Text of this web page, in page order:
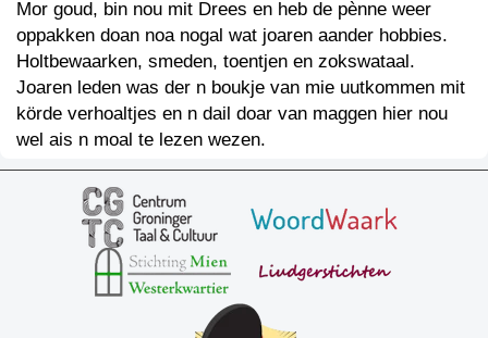
Mor goud, bin nou mit Drees en heb de pènne weer
oppakken doan noa nogal wat joaren aander hobbies.
Holtbewaarken, smeden, toentjen en zokswataal.
Joaren leden was der n boukje van mie uutkommen mit
körde verhoaltjes en n dail doar van maggen hier nou
wel ais n moal te lezen wezen.